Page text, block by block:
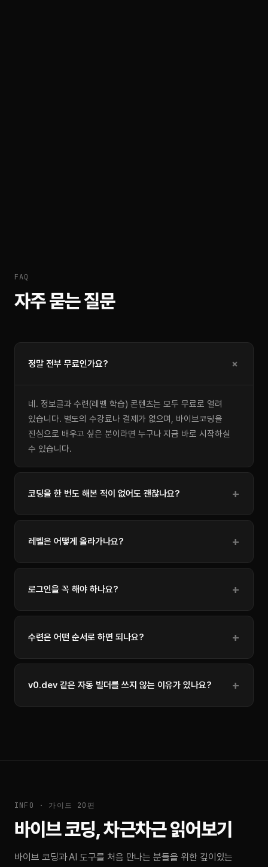
FAQ
자주 묻는 질문
정말 전부 무료인가요?
네. 정보글과 수련(레벨 학습) 콘텐츠는 모두 무료로 열려
있습니다. 별도의 수강료나 결제가 없으며, 바이브코딩을
진심으로 배우고 싶은 분이라면 누구나 지금 바로 시작하실
수 있습니다.
코딩을 한 번도 해본 적이 없어도 괜찮나요?
레벨은 어떻게 올라가나요?
로그인을 꼭 해야 하나요?
수련은 어떤 순서로 하면 되나요?
v0.dev 같은 자동 빌더를 쓰지 않는 이유가 있나요?
INFO · 가이드 20편
바이브 코딩, 차근차근 읽어보기
바이브 코딩과 AI 도구를 처음 만나는 분들을 위한 깊이있는